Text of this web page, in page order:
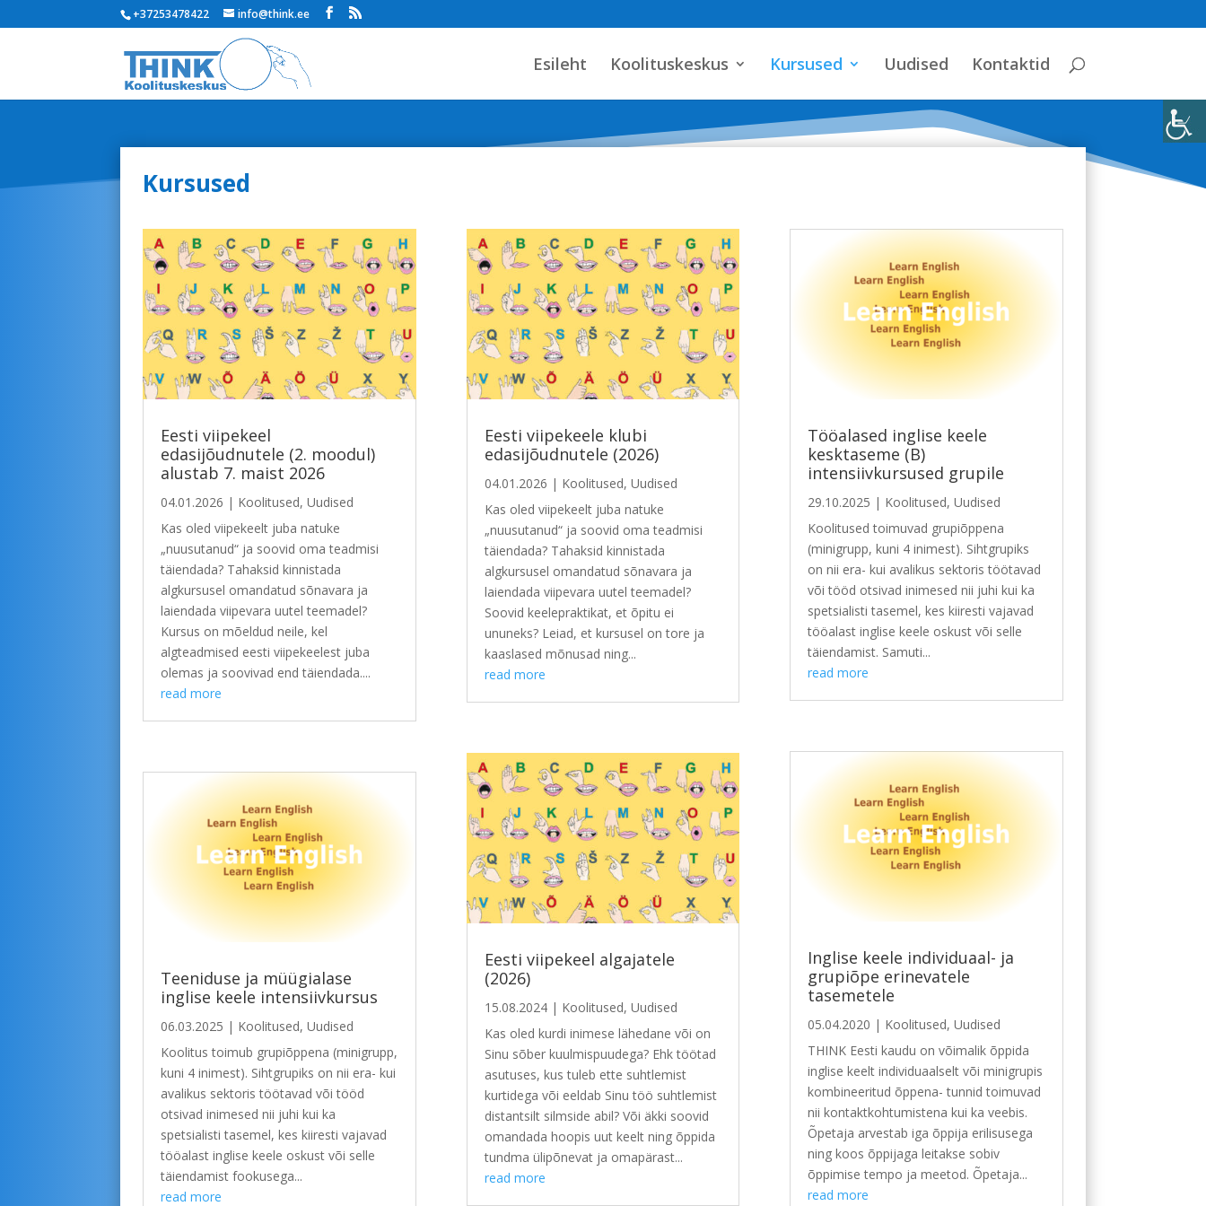
+37253478422 info@think.ee
Esileht Koolituskeskus Kursused Uudised Kontaktid
Kursused
Eesti viipekeel
edasijõudnutele (2. moodul)
alustab 7. maist 2026
04.01.2026 | Koolitused,Uudised
Kas oled viipekeelt juba natuke
„nuusutanud“ ja soovid oma teadmisi
täiendada? Tahaksid kinnistada
algkursusel omandatud sõnavara ja
laiendada viipevara uutel teemadel?
Kursus on mõeldud neile, kel
algteadmised eesti viipekeelest juba
olemas ja soovivad end täiendada....
read more
Teeniduse ja müügialase
inglise keele intensiivkursus
06.03.2025 | Koolitused,Uudised
Koolitus toimub grupiõppena (minigrupp,
kuni 4 inimest). Sihtgrupiks on nii era- kui
avalikus sektoris töötavad või tööd
otsivad inimesed nii juhi kui ka
spetsialisti tasemel, kes kiiresti vajavad
tööalast inglise keele oskust või selle
täiendamist fookusega...
read more
Eesti viipekeele klubi
edasijõudnutele (2026)
04.01.2026 | Koolitused, Uudised
Kas oled viipekeelt juba natuke
„nuusutanud“ ja soovid oma teadmisi
täiendada? Tahaksid kinnistada
algkursusel omandatud sõnavara ja
laiendada viipevara uutel teemadel?
Soovid keelepraktikat, et õpitu ei
ununeks? Leiad, et kursusel on tore ja
kaaslased mõnusad ning...
read more
Eesti viipekeel algajatele
(2026)
15.08.2024| Koolitused, Uudised
Kas oled kurdi inimese lähedane või on
Sinu sõber kuulmispuudega? Ehk töötad
asutuses, kus tuleb ette suhtlemist
kurtidega või eeldab Sinu töö suhtlemist
distantsilt silmside abil? Või äkki soovid
omandada hoopis uut keelt ning õppida
tundma ülipõnevat ja omapärast...
read more
Tööalased inglise keele
kesktaseme (B)
intensiivkursused grupile
29.10.2025 | Koolitused,Uudised
Koolitused toimuvad grupiõppena
(minigrupp, kuni 4 inimest). Sihtgrupiks
on nii era- kui avalikus sektoris töötavad
või tööd otsivad inimesed nii juhi kui ka
spetsialisti tasemel, kes kiiresti vajavad
tööalast inglise keele oskust või selle
täiendamist. Samuti...
read more
Inglise keele individuaal- ja
grupiõpe erinevatele
tasemetele
05.04.2020 | Koolitused,Uudised
THINK Eesti kaudu on võimalik õppida
inglise keelt individuaalselt või minigrupis
kombineeritud õppena- tunnid toimuvad
nii kontaktkohtumistena kui ka veebis.
Õpetaja arvestab iga õppija erilisusega
ning koos õppijaga leitakse sobiv
õppimise tempo ja meetod. Õpetaja...
read more